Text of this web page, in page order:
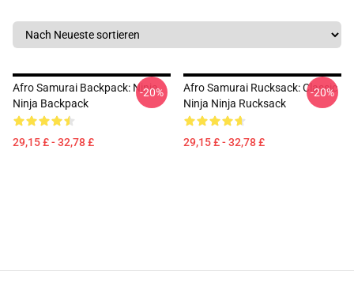
Afro Samurai Backpack: Ninja
Ninja Backpack
29,15 £ - 32,78 £
-20%
Afro Samurai Rucksack: Classic
Ninja Ninja Rucksack
29,15 £ - 32,78 £
-20%